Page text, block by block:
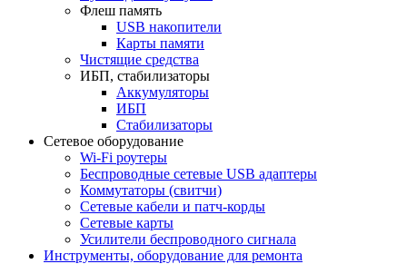
Флеш память
USB накопители
Карты памяти
Чистящие средства
ИБП, стабилизаторы
Аккумуляторы
ИБП
Стабилизаторы
Сетевое оборудование
Wi-Fi роутеры
Беспроводные сетевые USB адаптеры
Коммутаторы (свитчи)
Сетевые кабели и патч-корды
Сетевые карты
Усилители беспроводного сигнала
Инструменты, оборудование для ремонта